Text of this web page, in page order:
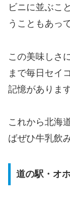
ビニに並ぶこ
うこともあっ
この美味しさ
まで毎日セイ
記憶があります
これから北海
ばぜひ牛乳飲
道の駅・オ